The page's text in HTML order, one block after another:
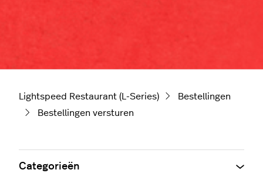
Lightspeed Restaurant (L-Series)
Bestellingen
Bestellingen versturen
Categorieën